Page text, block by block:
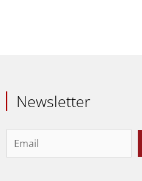
Newsletter